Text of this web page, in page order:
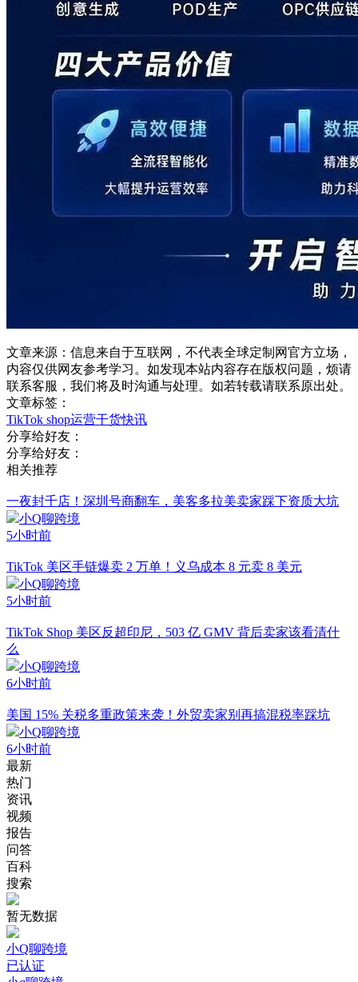
文章来源：信息来自于互联网，不代表全球定制网官方立场，
内容仅供网友参考学习。如发现本站内容存在版权问题，烦请
联系客服，我们将及时沟通与处理。如若转载请联系原出处。
文章标签：
TikTok shop运营干货快讯
分享给好友：
分享给好友：
相关推荐
一夜封千店！深圳号商翻车，美客多拉美卖家踩下资质大坑
小Q聊跨境
5小时前